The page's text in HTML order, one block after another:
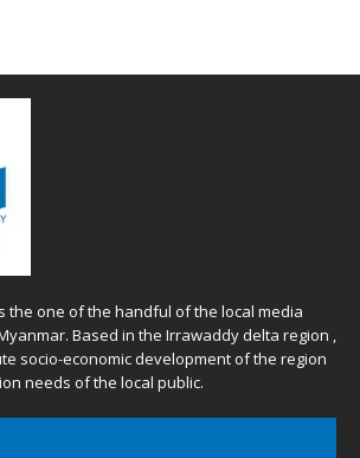
the one of the handful of the local media
Based in the Irrawaddy delta region ,
socio-economic development of the region
needs of the local public.